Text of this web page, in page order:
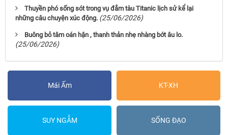
Thuyền phó sống sót trong vụ đắm tàu Titanic lịch sử kể lại
những câu chuyện xúc động. (25/06/2026)
Buông bỏ tâm oán hận , thanh thản nhẹ nhàng bớt âu lo.
(25/06/2026)
Mái Ấm KT-XH
SUY NGẪM SỐNG ĐẠO